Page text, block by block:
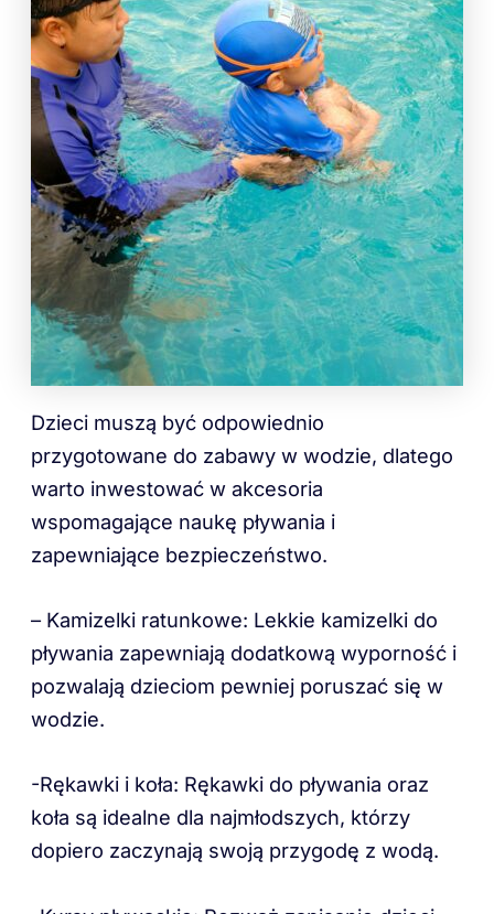
Dzieci muszą być odpowiednio
przygotowane do zabawy w wodzie, dlatego
warto inwestować w akcesoria
wspomagające naukę pływania i
zapewniające bezpieczeństwo.
– Kamizelki ratunkowe: Lekkie kamizelki do
pływania zapewniają dodatkową wyporność i
pozwalają dzieciom pewniej poruszać się w
wodzie.
-Rękawki i koła: Rękawki do pływania oraz
koła są idealne dla najmłodszych, którzy
dopiero zaczynają swoją przygodę z wodą.